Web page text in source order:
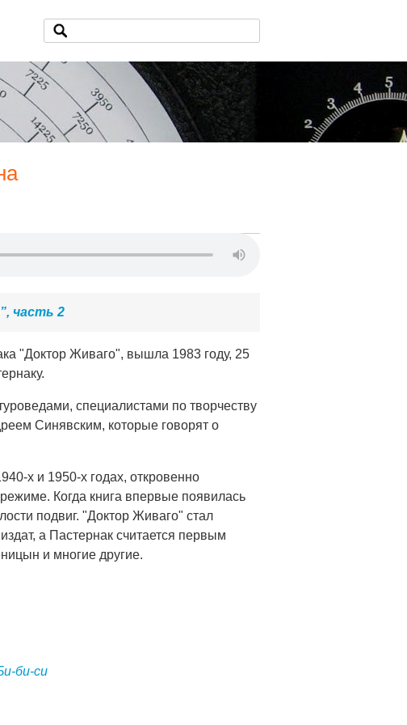
часть 2
"Доктор Живаго", вышла 1983 году, 25
специалистами по творчеству
Синявским, которые говорят о
х и 1950-х годах, откровенно
Когда книга впервые появилась
подвиг. "Доктор Живаго" стал
а Пастернак считается первым
и многие другие.
би-си